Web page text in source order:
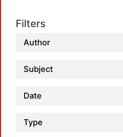
Filters
Author
Subject
Date
Type